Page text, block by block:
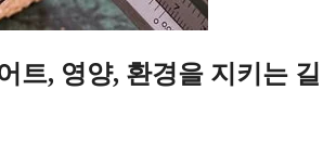
트, 영양, 환경을 지키는 길